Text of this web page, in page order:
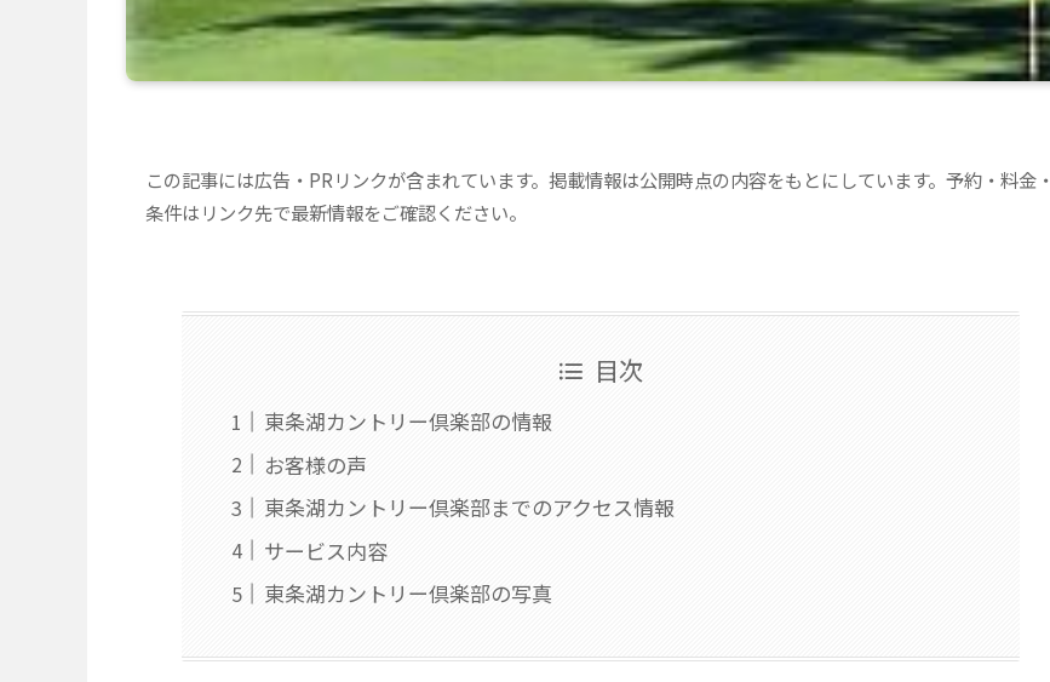
この記事には広告・PRリンクが含まれています。掲載情報は公開時点の内容をもとにしています。予約・料金・
条件はリンク先で最新情報をご確認ください。
目次
東条湖カントリー倶楽部の情報
お客様の声
東条湖カントリー倶楽部までのアクセス情報
サービス内容
東条湖カントリー倶楽部の写真